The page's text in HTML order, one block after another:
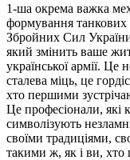
1-ша окрема важка
формування танкових
Збройних Сил
який змінить ваше
української армії. Це
сталева міць, це
хто першими
Це професіонали,
символізують
своїми традиціями,
такими ж, як і ви,